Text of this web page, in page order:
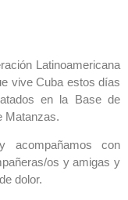
Latinoamericana
vive Cuba estos días
en la Base de
Matanzas.
acompañamos con
os y amigas y
dolor.